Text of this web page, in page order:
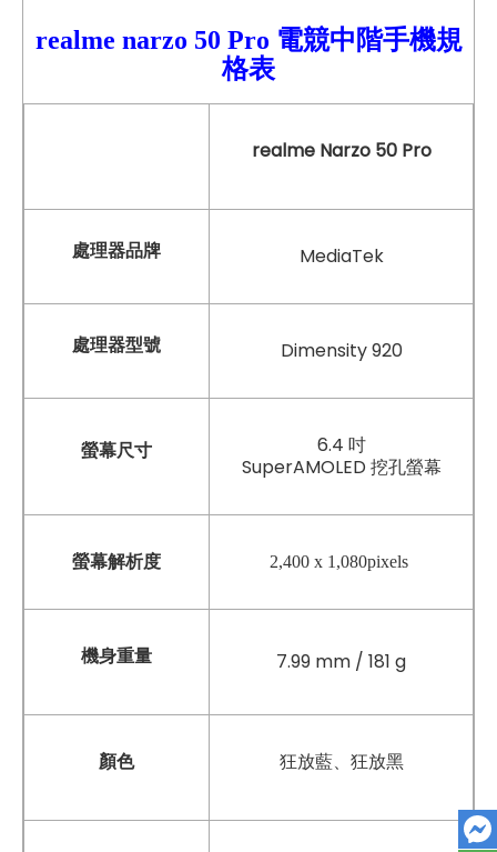
realme narzo 50 Pro 電競中階手機規
格表
realme Narzo 50 Pro
處理器品牌 MediaTek
處理器型號 Dimensity 920
螢幕尺寸
6.4 吋
SuperAMOLED 挖孔螢幕
螢幕解析度 2,400 x 1,080pixels
機身重量 7.99 mm / 181 g
顏色 狂放藍、狂放黑